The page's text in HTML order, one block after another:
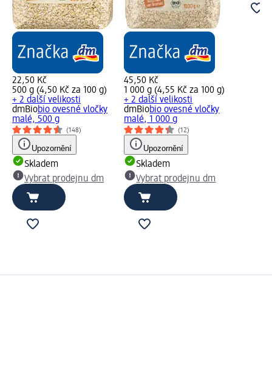
22,50 Kč
500 g (4,50 Kč za 100 g)
+ 2 další velikosti
dmBiobio ovesné vločky
malé, 500 g
(148)
Upozornění
Skladem
Vybrat prodejnu dm
45,50 Kč
1 000 g (4,55 Kč za 100 g)
+ 2 další velikosti
dmBiobio ovesné vločky
malé, 1 000 g
(12)
Upozornění
Skladem
Vybrat prodejnu dm